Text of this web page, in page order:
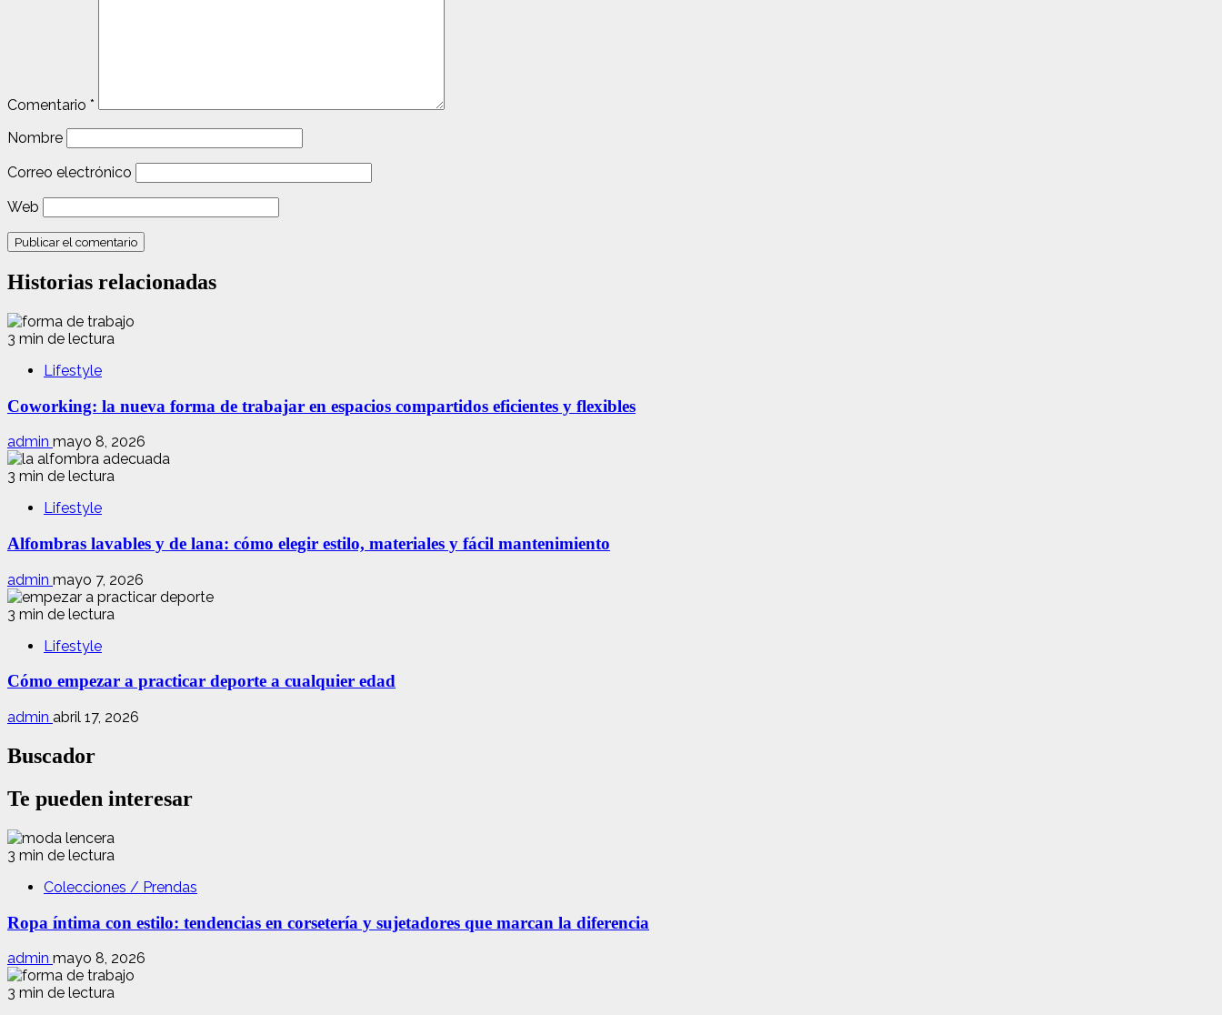
Comentario *
Nombre
Correo electrónico
Web
Historias relacionadas
3 min de lectura
Lifestyle
Coworking: la nueva forma de trabajar en espacios compartidos eficientes y flexibles
admin mayo 8, 2026
3 min de lectura
Lifestyle
Alfombras lavables y de lana: cómo elegir estilo, materiales y fácil mantenimiento
admin mayo 7, 2026
3 min de lectura
Lifestyle
Cómo empezar a practicar deporte a cualquier edad
admin abril 17, 2026
Buscador
Te pueden interesar
3 min de lectura
Colecciones / Prendas
Ropa íntima con estilo: tendencias en corsetería y sujetadores que marcan la diferencia
admin mayo 8, 2026
3 min de lectura